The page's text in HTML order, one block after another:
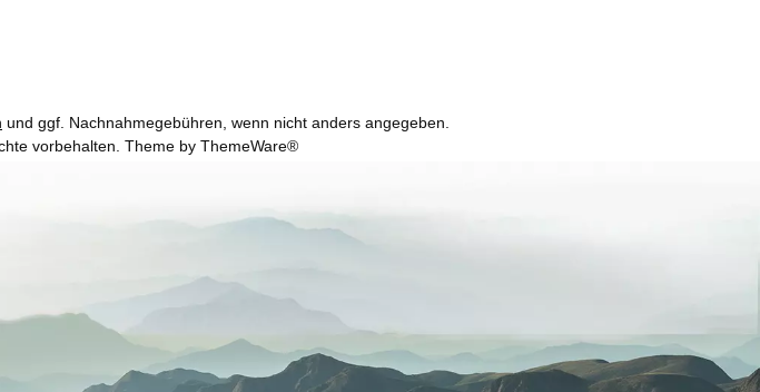
und ggf. Nachnahmegebühren, wenn nicht anders angegeben.
vorbehalten. Theme by ThemeWare®